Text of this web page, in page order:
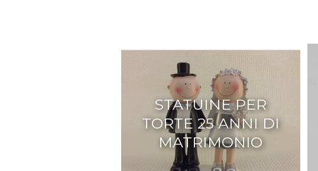
STATUINE PER
TORTE 25 ANNI DI
MATRIMONIO